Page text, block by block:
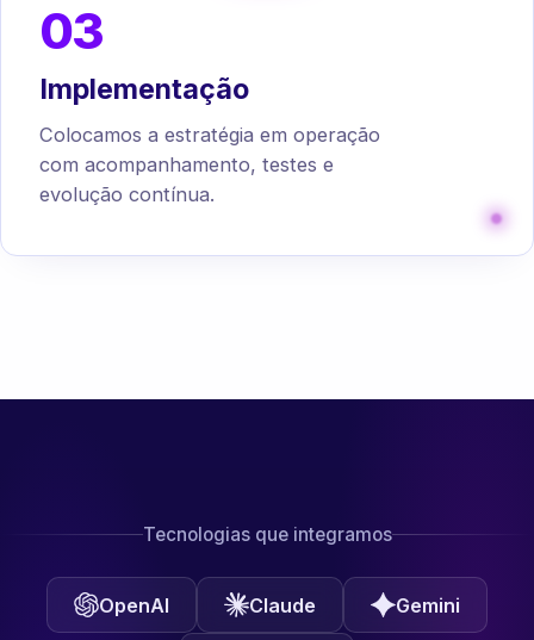
03
Implementação
Colocamos a estratégia em operação
com acompanhamento, testes e
evolução contínua.
Tecnologias que integramos
OpenAI Claude Gemini